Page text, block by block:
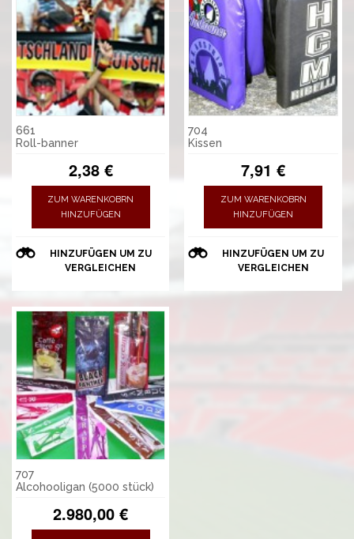
661
Roll-banner
2,38 €
ZUM WARENKOBRN
HINZUFÜGEN
HINZUFÜGEN UM ZU
VERGLEICHEN
704
Kissen
7,91 €
ZUM WARENKOBRN
HINZUFÜGEN
HINZUFÜGEN UM ZU
VERGLEICHEN
707
Alcohooligan (5000 stück)
2.980,00 €